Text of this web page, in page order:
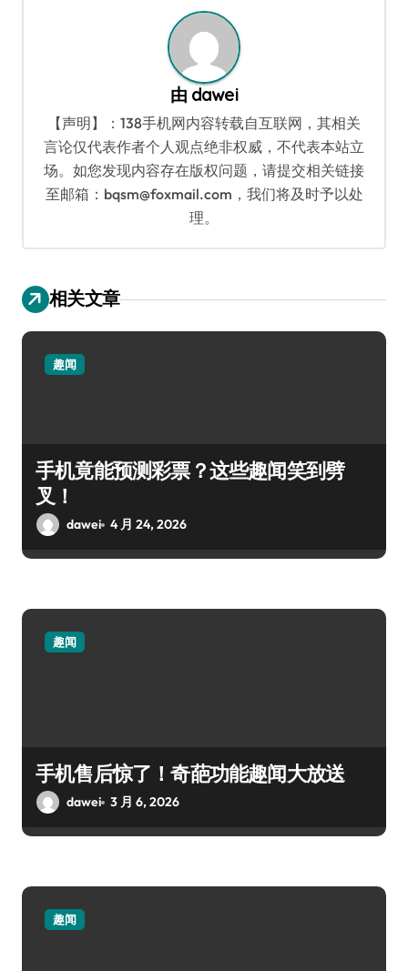
由 dawei
【声明】：138手机网内容转载自互联网，其相关
言论仅代表作者个人观点绝非权威，不代表本站立
场。如您发现内容存在版权问题，请提交相关链接
至邮箱：bqsm@foxmail.com，我们将及时予以处
理。
相关文章
趣闻
手机竟能预测彩票？这些趣闻笑到劈
叉！
dawei 4 月 24, 2026
趣闻
手机售后惊了！奇葩功能趣闻大放送
dawei 3 月 6, 2026
趣闻